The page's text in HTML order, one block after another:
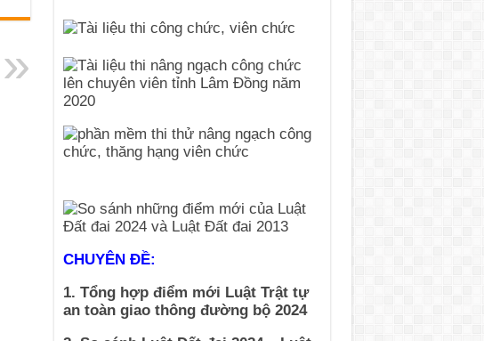
CHUYÊN ĐỀ:
1. Tổng hợp điểm mới Luật Trật tự
an toàn giao thông đường bộ 2024